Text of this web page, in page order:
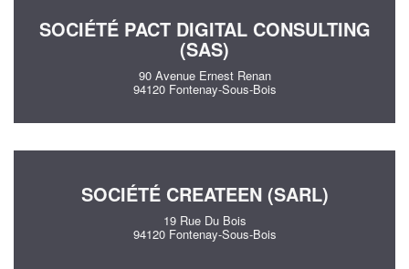
SOCIÉTÉ PACT DIGITAL CONSULTING
(SAS)
90 Avenue Ernest Renan
94120 Fontenay-Sous-Bois
SOCIÉTÉ CREATEEN (SARL)
19 Rue Du Bois
94120 Fontenay-Sous-Bois